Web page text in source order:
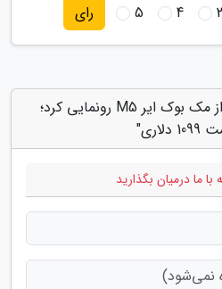
4
5 رای
دیدگاه های مرتبط با "اپل از مک بوک ایر M5 رونمایی کرد؛
ما درمیان بگذارید